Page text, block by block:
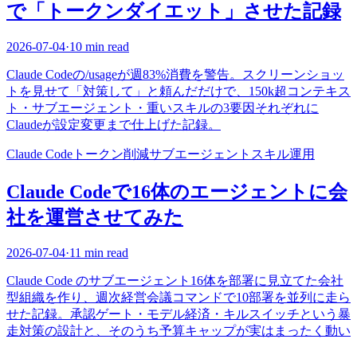
で「トークンダイエット」させた記録
2026-07-04·10 min read
Claude Codeの/usageが週83%消費を警告。スクリーンショッ
トを見せて「対策して」と頼んだだけで、150k超コンテキス
ト・サブエージェント・重いスキルの3要因それぞれに
Claudeが設定変更まで仕上げた記録。
Claude Code トークン削減サブエージェント スキル運用
Claude Codeで16体のエージェントに会
社を運営させてみた
2026-07-04·11 min read
Claude Code のサブエージェント16体を部署に見立てた会社
型組織を作り、週次経営会議コマンドで10部署を並列に走ら
せた記録。承認ゲート・モデル経済・キルスイッチという暴
走対策の設計と、そのうち予算キャップが実はまったく動い